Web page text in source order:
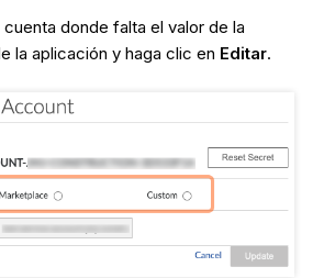
donde falta el valor de la
la aplicación y haga clic en Editar.